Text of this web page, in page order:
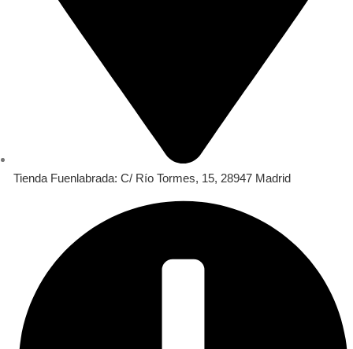
Tienda Fuenlabrada: C/ Río Tormes, 15, 28947 Madrid